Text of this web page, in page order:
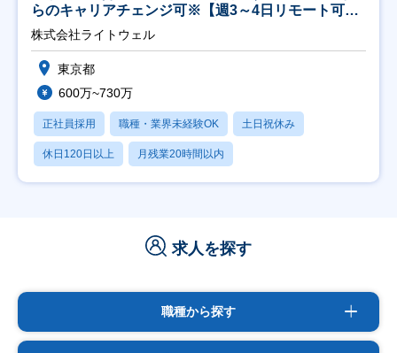
らのキャリアチェンジ可※【週3～4日リモート可
能】
株式会社ライトウェル
東京都
600万~730万
正社員採用 職種・業界未経験OK 土日祝休み
休日120日以上 月残業20時間以内
求人を探す
職種から探す